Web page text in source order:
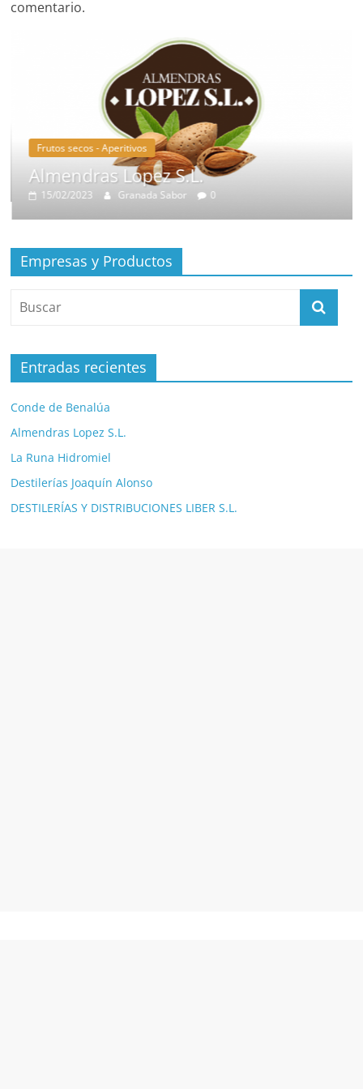
comentario.
Frutos secos - Aperitivos
Almendras Lopez S.L.
15/02/2023 Granada Sabor 0
Empresas y Productos
Entradas recientes
Conde de Benalúa
Almendras Lopez S.L.
La Runa Hidromiel
Destilerías Joaquín Alonso
DESTILERÍAS Y DISTRIBUCIONES LIBER S.L.